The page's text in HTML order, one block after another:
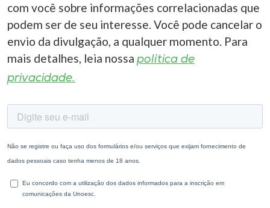
com você sobre informações correlacionadas que
podem ser de seu interesse. Você pode cancelar o
envio da divulgação, a qualquer momento. Para
mais detalhes, leia nossa política de
privacidade.